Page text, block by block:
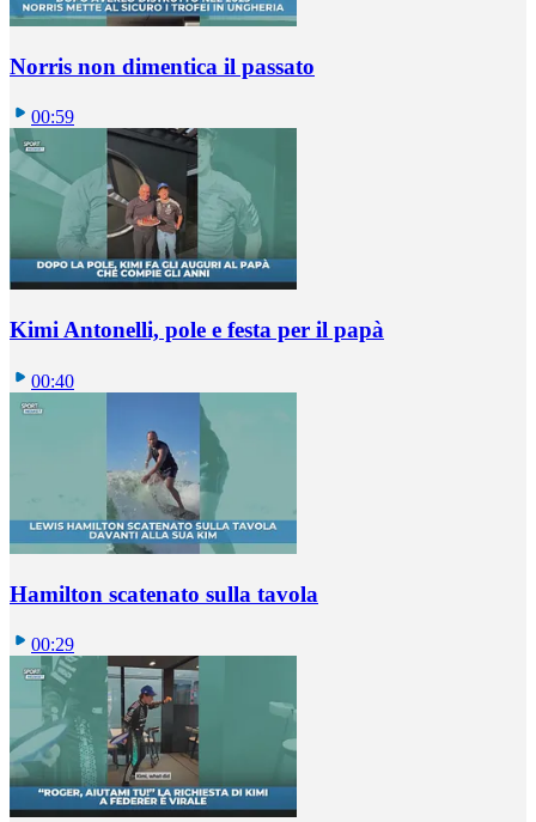
Norris non dimentica il passato
00:59
Kimi Antonelli, pole e festa per il papà
00:40
Hamilton scatenato sulla tavola
00:29